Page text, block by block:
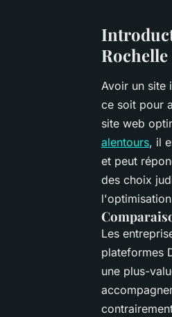
Rochelle
Avoir un site
ce soit pour
site web
alentours, il
et peut
des choix
Les
plateformes
une plus-